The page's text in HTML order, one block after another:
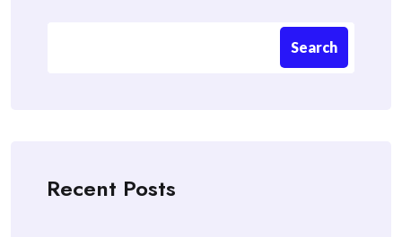
Search
Recent Posts